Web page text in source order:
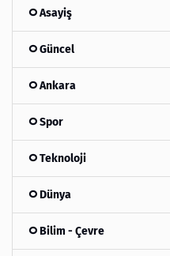
Asayiş
Güncel
Ankara
Spor
Teknoloji
Dünya
Bilim - Çevre